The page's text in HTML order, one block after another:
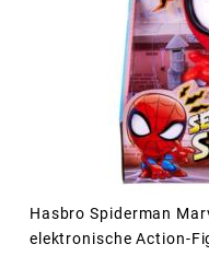
Hasbro Spiderman
elektronische Action-